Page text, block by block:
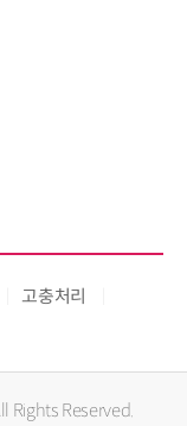
고충처리
Rights Reserved.